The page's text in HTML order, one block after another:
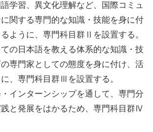
学習、異文化理解など、国際コミュ
関する専門的な知識・技能を身に付
ように、専門科目群Ⅱを設置する。
の日本語を教える体系的な知識・技
専門家としての態度を身に付け、活
、専門科目群Ⅲを設置する。
インターンシップを通して、専門分
と発展をはかるため、専門科目群Ⅳ